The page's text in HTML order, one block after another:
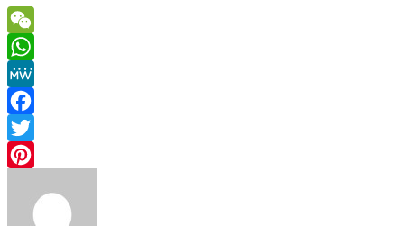
WeChat
WhatsApp
MeWe
Facebook
Twitter